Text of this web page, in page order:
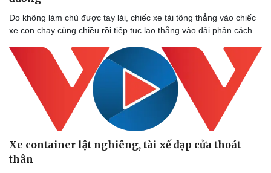
Doanh nghiệp 24h
Doanh nhân
Vì cộng đồng
Trải nghiệm
Chuyển đổi số
Do không làm chủ được tay lái, chiếc xe tải tông thẳng vào chiếc
xe con chạy cùng chiều rồi tiếp tục lao thẳng vào dải phân cách
Xe container lật nghiêng, tài xế đạp cửa thoát
thân